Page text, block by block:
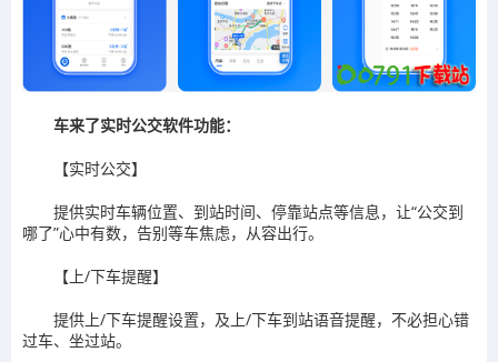
车来了实时公交软件功能：
【实时公交】
提供实时车辆位置、到站时间、停靠站点等信息，让“公交到
哪了”心中有数，告别等车焦虑，从容出行。
【上/下车提醒】
提供上/下车提醒设置，及上/下车到站语音提醒，不必担心错
过车、坐过站。